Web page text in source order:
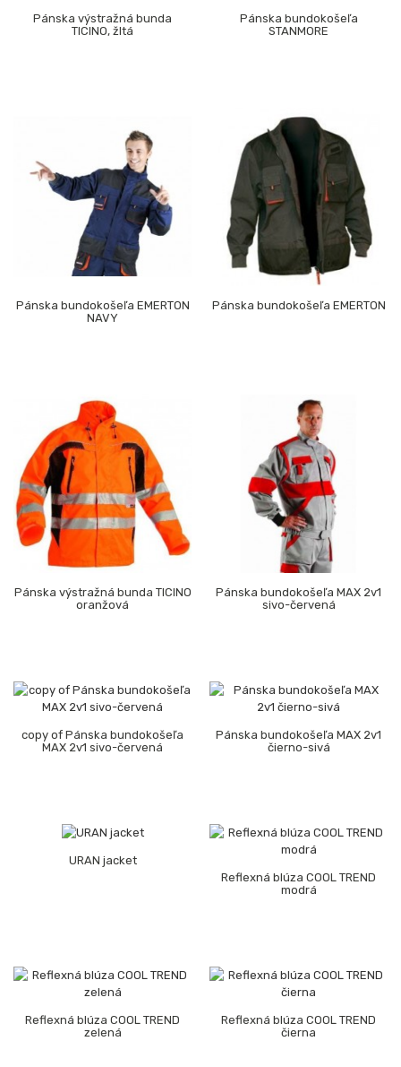
Pánska výstražná bunda
TICINO, žltá
Pánska bundokošeľa
STANMORE
Pánska bundokošeľa EMERTON
NAVY
Pánska bundokošeľa EMERTON
Pánska výstražná bunda TICINO
oranžová
Pánska bundokošeľa MAX 2v1
sivo-červená
copy of Pánska bundokošeľa
MAX 2v1 sivo-červená
Pánska bundokošeľa MAX 2v1
čierno-sivá
URAN jacket
Reflexná blúza COOL TREND
modrá
Reflexná blúza COOL TREND
zelená
Reflexná blúza COOL TREND
čierna